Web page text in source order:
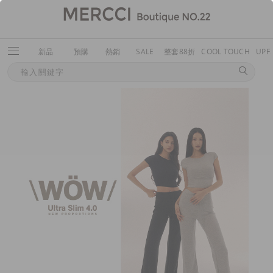
新品 預購 熱銷 SALE 整套88折 COOL TOUCH